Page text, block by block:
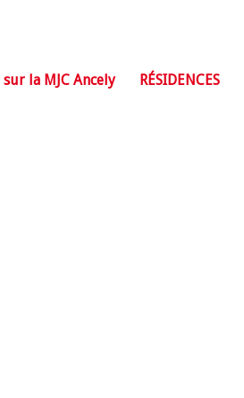
la MJC Ancely RÉSIDENCES